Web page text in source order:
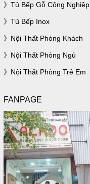
Tủ Bếp Gỗ Công Nghiệp
Tủ Bếp Inox
Nội Thất Phòng Khách
Nội Thất Phòng Ngủ
Nội Thất Phòng Trẻ Em
FANPAGE